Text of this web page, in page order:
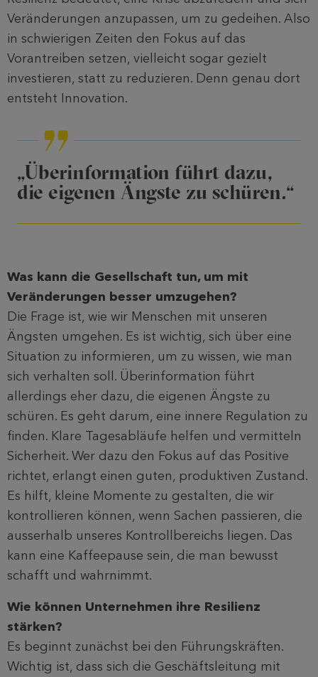
Veränderungen anzupassen, um zu gedeihen. Also
in schwierigen Zeiten den Fokus auf das
Vorantreiben setzen, vielleicht sogar gezielt
investieren, statt zu reduzieren. Denn genau dort
entsteht Innovation.
„Überinformation führt dazu,
die eigenen Ängste zu schüren.“
Was kann die Gesellschaft tun, um mit
Veränderungen besser umzugehen?
Die Frage ist, wie wir Menschen mit unseren
Ängsten umgehen. Es ist wichtig, sich über eine
Situation zu informieren, um zu wissen, wie man
sich verhalten soll. Überinformation führt
allerdings eher dazu, die eigenen Ängste zu
schüren. Es geht darum, eine innere Regulation zu
finden. Klare Tagesabläufe helfen und vermitteln
Sicherheit. Wer dazu den Fokus auf das Positive
richtet, erlangt einen guten, produktiven Zustand.
Es hilft, kleine Momente zu gestalten, die wir
kontrollieren können, wenn Sachen passieren, die
ausserhalb unseres Kontrollbereichs liegen. Das
kann eine Kaffeepause sein, die man bewusst
schafft und wahrnimmt.
Wie können Unternehmen ihre Resilienz
stärken?
Es beginnt zunächst bei den Führungskräften.
Wichtig ist, dass sich die Geschäftsleitung mit